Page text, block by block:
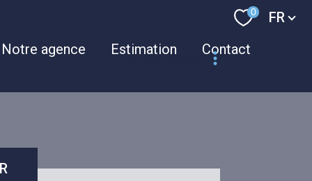
se connecter
espace
0 Langue
FR
Notre agence
Estimation Contact